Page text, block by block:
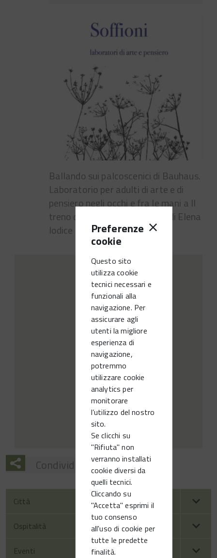
Preferenze
cookie
Questo sito
utilizza cookie
tecnici necessari e
funzionali alla
navigazione. Per
assicurare agli
utenti la migliore
esperienza di
navigazione,
potremmo
utilizzare cookie
analytics per
monitorare
l’utilizzo del nostro
sito.
Se clicchi su
"Rifiuta" non
verranno installati
cookie diversi da
quelli tecnici.
Cliccando su
"Accetta" esprimi il
tuo consenso
all'uso di cookie per
tutte le predette
finalità.
Ballando sui palcoscenici di Bauhaus.
Laboratorio per adulti di arte e di
pensiero negli occhi e fra le mani a Il
treno di Bogotà, con gli occhi di Elena
Iodice - Solfanaria.
Condividi
Città
Ospitalità
Eventi